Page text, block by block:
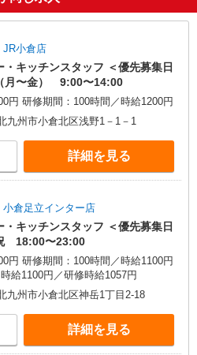
小倉店
・キッチンスタッフ ＜優先募集日
月〜金） 9:00〜14:00
円 研修期間：100時間／時給1200円
九州市小倉北区浅野1－1－1
詳細を見る
倉足立インター店
・キッチンスタッフ ＜優先募集日
18:00〜23:00
円 研修期間：100時間／時給1100円
給1100円／研修時給1057円
九州市小倉北区神岳1丁目2-18
詳細を見る